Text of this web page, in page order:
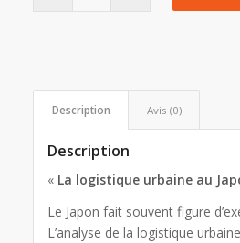
Description Avis (0)
Description
« La logistique urbaine au
Le Japon fait souvent figure
L’analyse de la logistique